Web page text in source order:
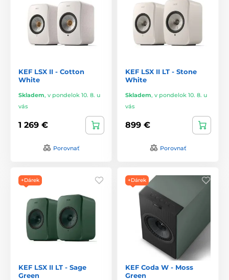
KEF LSX II - Cotton
White
Skladem, v pondelok 10. 8. u
vás
1 269 €
Porovnať
KEF LSX II LT - Stone
White
Skladem, v pondelok 10. 8. u
vás
899 €
Porovnať
+Dárek
KEF LSX II LT - Sage
Green
+Dárek
KEF Coda W - Moss
Green